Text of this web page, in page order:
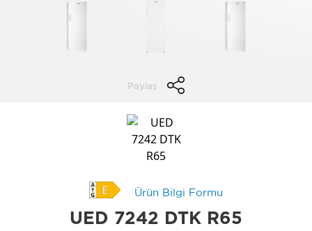
Paylaş
Ürün Bilgi Formu
UED 7242 DTK R65